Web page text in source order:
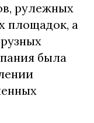
рулежных
площадок, а
была